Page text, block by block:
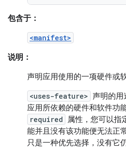
包含于：
<manifest>
说明：
声明应用使用的一项硬件或
<uses-feature> 声明的用
应用所依赖的硬件和软件功
required 属性，您可以指
能并且没有该功能便无法正
只是一种优先选择，没有它